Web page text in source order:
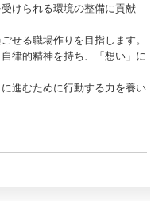
けられる環境の整備に貢献
せる職場作りを目指します。
律的精神を持ち、「想い」に
進むために行動する力を養い